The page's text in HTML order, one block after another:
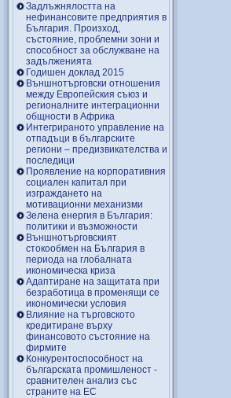
Задлъжнялостта на
нефинансовите предприятия в
България. Произход,
състояние, проблемни зони и
способност за обслужване на
задълженията
Годишен доклад 2015
Външнотърговски отношения
между Европейския съюз и
регионалните интеграционни
общности в Африка
Интегрираното управление на
отпадъци в българските
региони – предизвикателства и
последици
Проявление на корпоративния
социален капитал при
изграждането на
мотивационни механизми
Зелена енергия в България:
политики и възможности
Външнотърговският
стокообмен на България в
периода на глобалната
икономическа криза
Адаптиране на защитата при
безработица в променящи се
икономически условия
Влияние на търговското
кредитиране върху
финансовото състояние на
фирмите
Конкурентоспособност на
българската промишленост -
сравнителен анализ със
страните на ЕС